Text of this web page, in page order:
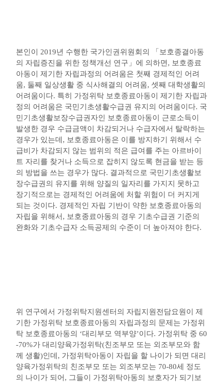
본인이 2019년 수행한 국가인권위원회의 「 보호종결아동
의 자립증진을 위한 정책개선 연구 」 에 의하면 , 보호종료
아동이 제기한 자립과정의 어려움은 첫째 경제적인 어려
움, 둘째 일상생활 중 식사해결의 어려움, 셋째 대학생활의
어려움이다. 특히 가정위탁 보호종료아동이 제기한 자립과
정의 어려움은 국민기초생활수급권 유지의 어려움이다. 국
민기초생활보장수급권자인 보호종료아동이 근로소득이
발생한 경우 수급금액이 차감되거나 수급자에서 탈락하는
경우가 있는데 , 보호종료아동은 이를 방지하기 위해서 수
급비가 차감되지 않는 범위의 적은 급여를 주는 아르바이
트 자리를 찾거나 소득으로 잡히지 않도록 현금을 받는 등
의 방법을 쓰는 경우가 많다. 결과적으로 국민기초생활보
장수급권의 유지를 위해 양질의 일자리를 가지지 못하고
장기적으로는 경제적인 어려움에 처할 위험이 더 커지게
되는 것이다. 경제적인 자립 기반이 약한 보호종료아동의
자립을 위해서 , 보호종료아동의 경우 기초수급권 기준의
완화와 기초수급자 소득공제의 수준이 더 높아져야 한다.
위 연구에서 가정위탁지원센터의 자립지원전담요원이 제
기한 가정위탁 보호종료아동의 자립과정의 문제는 가정위
탁 보호종료아동의 ‘대리부모 역부양’이다. 가정위탁 중 60
-70%가 대리양육가정위탁(친조부모 또는 외조부모와 함
께 생활)인데 , 가정위탁아동이 자립을 할 나이가 되면 대리
양육가정위탁의 친조부모 또는 외조부모는 70-80세 정도
의 나이가 되어 , 그들이 가정위탁아동의 보호자가 되기보